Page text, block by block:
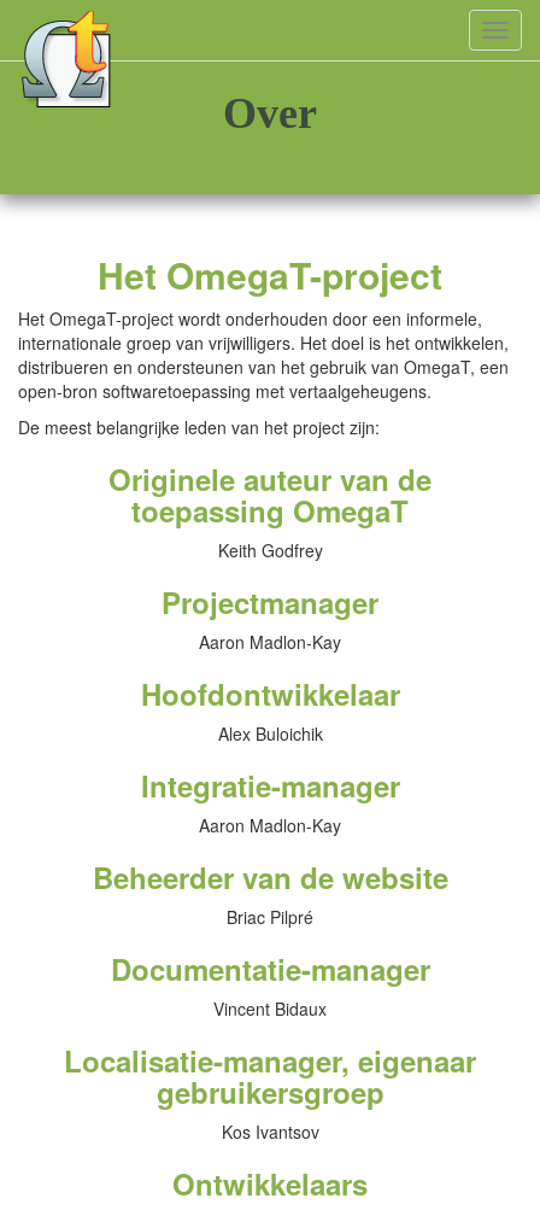
Over
Het OmegaT-project
Het OmegaT-project wordt onderhouden door een informele,
internationale groep van vrijwilligers. Het doel is het ontwikkelen,
distribueren en ondersteunen van het gebruik van OmegaT, een
open-bron softwaretoepassing met vertaalgeheugens.
De meest belangrijke leden van het project zijn:
Originele auteur van de
toepassing OmegaT
Keith Godfrey
Projectmanager
Aaron Madlon-Kay
Hoofdontwikkelaar
Alex Buloichik
Integratie-manager
Aaron Madlon-Kay
Beheerder van de website
Briac Pilpré
Documentatie-manager
Vincent Bidaux
Localisatie-manager, eigenaar
gebruikersgroep
Kos Ivantsov
Ontwikkelaars